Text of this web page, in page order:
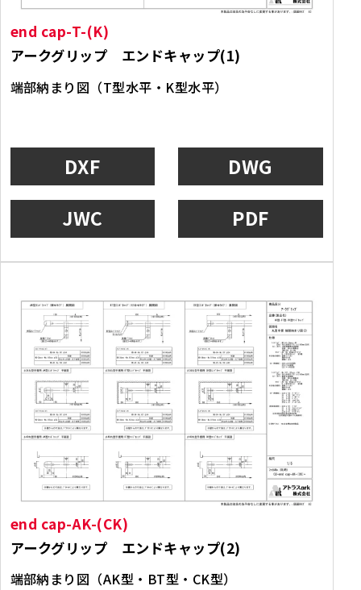
end cap-T-(K)
アークグリップ エンドキャップ(1)
端部納まり図（T型水平・K型水平）
DXF
DWG
JWC
PDF
end cap-AK-(CK)
アークグリップ エンドキャップ(2)
端部納まり図（AK型・BT型・CK型）